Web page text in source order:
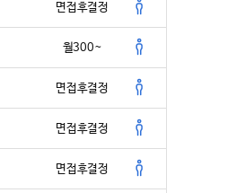
이 아니다.
떤 공간에서 가르치느냐’가 중
면접후결정
월300~
면접후결정
면접후결정
면접후결정